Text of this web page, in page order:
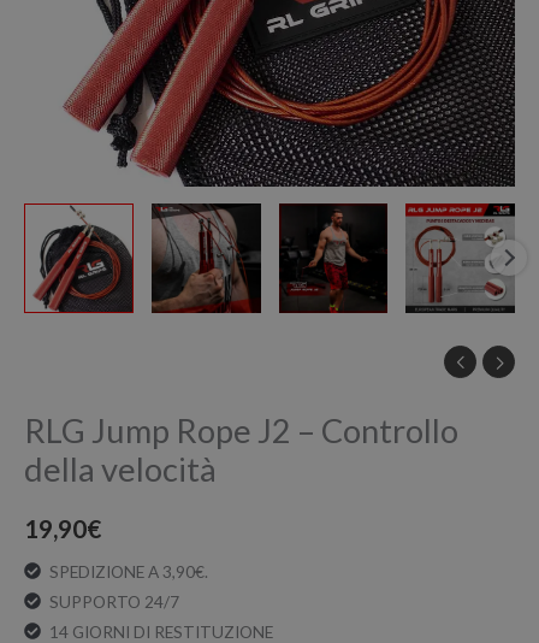
RLG Jump Rope J2 – Controllo
della velocità
19,90€
SPEDIZIONE A 3,90€.
SUPPORTO 24/7
14 GIORNI DI RESTITUZIONE